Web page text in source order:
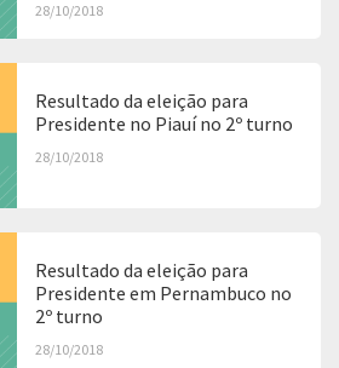
28/10/2018
Resultado da eleição para
Presidente no Piauí no 2º turno
28/10/2018
Resultado da eleição para
Presidente em Pernambuco no
2º turno
28/10/2018